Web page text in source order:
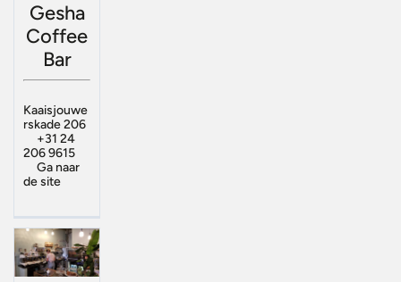
Gesha
Coffee
Bar
Kaaisjouwe
rskade 206
+31 24
206 9615
Ga naar
de site